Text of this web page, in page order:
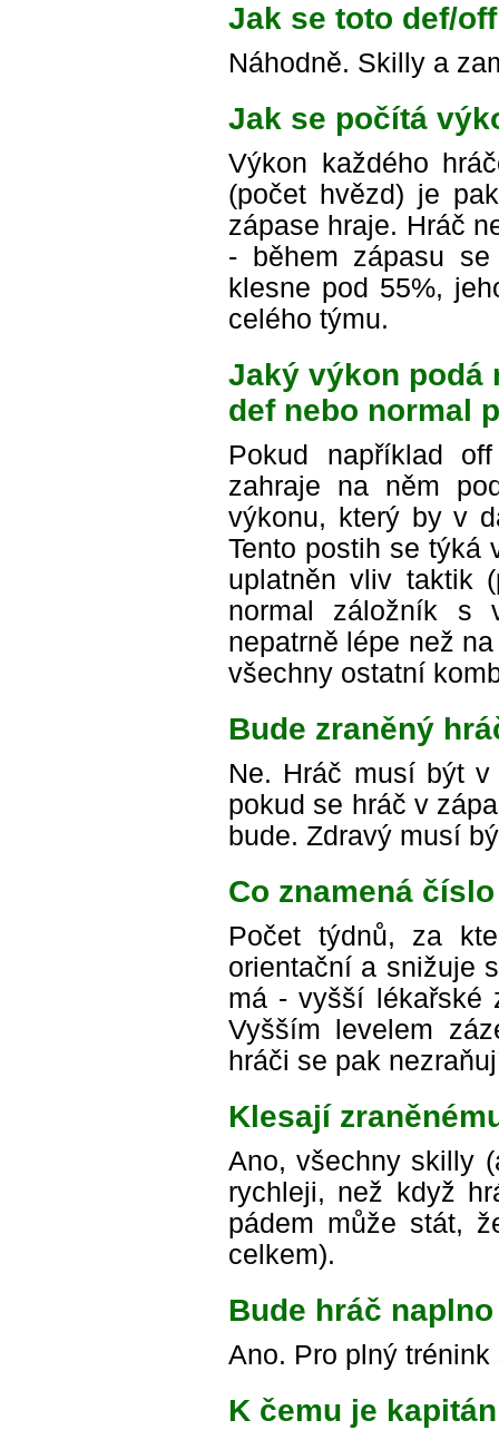
Jak se toto def/
Náhodně. Skilly a
Jak se počítá
Výkon každého
(počet hvězd) je
zápase hraje. Hráč
- během zápasu
klesne pod 55%,
celého týmu.
Jaký výkon podá
def nebo normal
Pokud například
zahraje na něm
výkonu, který by v
Tento postih se týká
uplatněn vliv taktik
normal záložník s
nepatrně lépe než
všechny ostatní
Bude zraněný
Ne. Hráč musí být
pokud se hráč v
bude. Zdravý musí
Co znamená
Počet týdnů, za
orientační a snižuje
má - vyšší lékařské
Vyšším levelem
hráči se pak
Klesají
Ano, všechny skilly
rychleji, než když
pádem může stát,
celkem).
Bude hráč
Ano. Pro plný
K čemu je